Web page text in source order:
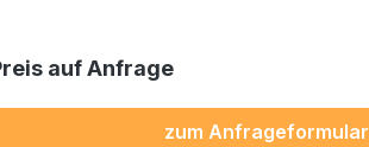
auf Anfrage
zum Anfrageformular